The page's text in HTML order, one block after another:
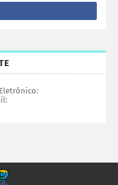
Eletrônico: